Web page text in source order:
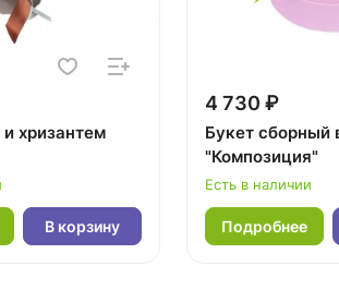
и хризантем
В корзину
4 730 ₽
Букет сборный
"Композиция"
Есть в наличии
Подробнее